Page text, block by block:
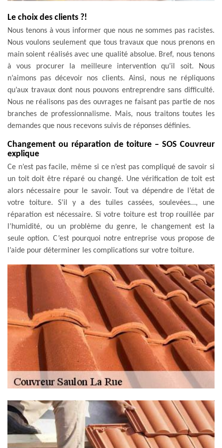
Le choix des clients ?!
Nous tenons à vous informer que nous ne sommes pas racistes.
Nous voulons seulement que tous travaux que nous prenons en
main soient réalisés avec une qualité absolue. Bref, nous tenons
à vous procurer la meilleure intervention qu’il soit. Nous
n’aimons pas décevoir nos clients. Ainsi, nous ne répliquons
qu’aux travaux dont nous pouvons entreprendre sans difficulté.
Nous ne réalisons pas des ouvrages ne faisant pas partie de nos
branches de professionnalisme. Mais, nous traitons toutes les
demandes que nous recevons suivis de réponses définies.
Changement ou réparation de toiture – SOS Couvreur
explique
Ce n’est pas facile, même si ce n’est pas compliqué de savoir si
un toit doit être réparé ou changé. Une vérification de toit est
alors nécessaire pour le savoir. Tout va dépendre de l’état de
votre toiture. S’il y a des tuiles cassées, soulevées…, une
réparation est nécessaire. Si votre toiture est trop rouillée par
l’humidité, ou un problème du genre, le changement est la
seule option. C’est pourquoi notre entreprise vous propose de
l’aide pour déterminer les complications sur votre toiture.